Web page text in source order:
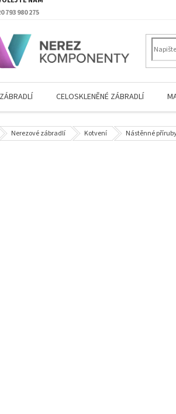
793 980 275
CELOSKLENĚNÉ ZÁBRADLÍ
Nerezové zábradlí Kotvení Nástěnné